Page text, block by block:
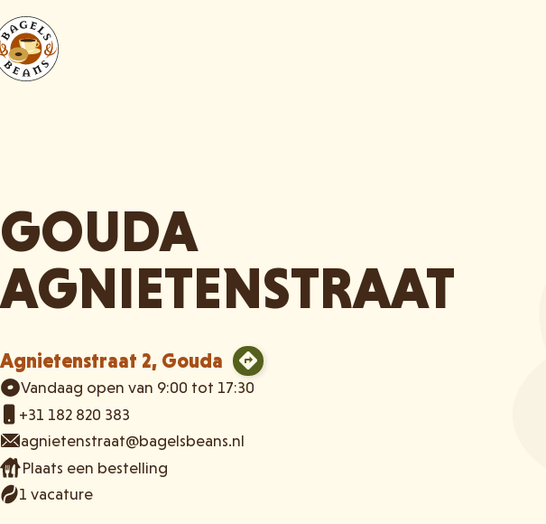
GOUDA
AGNIETENSTRAAT
Agnietenstraat 2, Gouda
Vandaag open van 9:00 tot 17:30
+31 182 820 383
agnietenstraat@bagelsbeans.nl
Plaats een bestelling
1 vacature